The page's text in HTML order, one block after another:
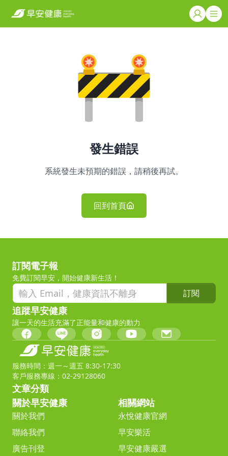
發生錯誤
系統發生未預期的錯誤，請稍後再試。
回到首頁
訂閱電子報
免費訂閱早安，開始健康新生活！
訂閱
追蹤早安健康
讓一天的生活充滿了正能量和健康的動力
服務時間：週一～週五 8:30-17:30
客戶服務專線：02-29128060
文章分類
關於早安健康
關於我們
聯絡我們
廣告刊登
相關網站
永悅健康官網
早安樂活
早安健康嚴選